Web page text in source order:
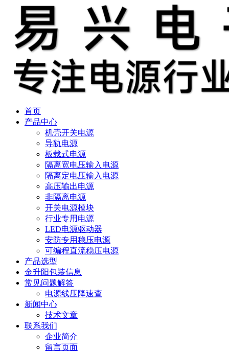
首页
产品中心
机壳开关电源
导轨电源
板载式电源
隔离宽电压输入电源
隔离定电压输入电源
高压输出电源
非隔离电源
开关电源模块
行业专用电源
LED电源驱动器
安防专用稳压电源
可编程直流稳压电源
产品选型
金升阳包装信息
常见问题解答
电源线压降速查
新闻中心
技术文章
联系我们
企业简介
留言页面